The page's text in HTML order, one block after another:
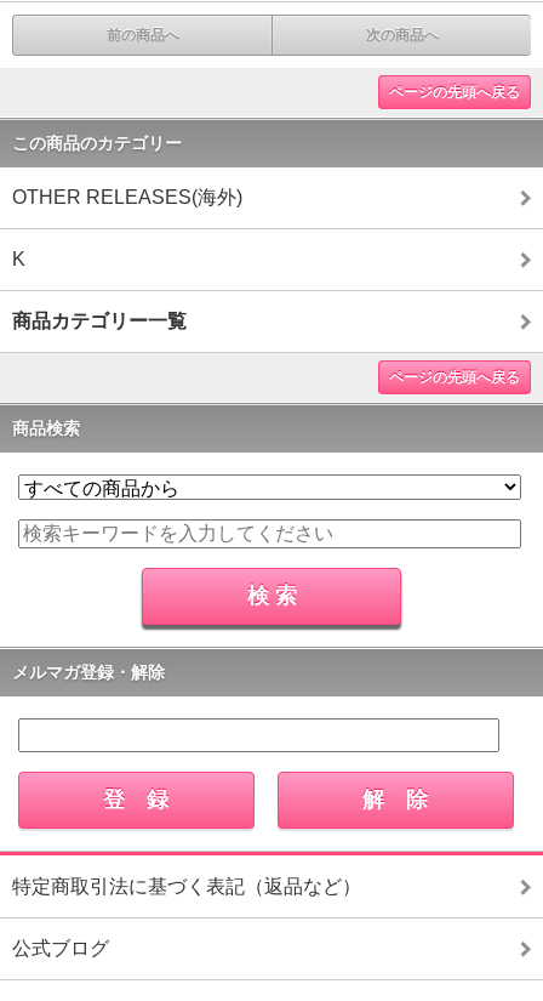
前の商品へ 次の商品へ
ページの先頭へ戻る
この商品のカテゴリー
OTHER RELEASES(海外)
K
商品カテゴリー一覧
ページの先頭へ戻る
商品検索
メルマガ登録・解除
特定商取引法に基づく表記（返品など）
公式ブログ